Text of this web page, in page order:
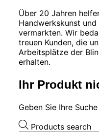
Über 20 Jahren
Handwerkskunst
vermarkten. Wir
treuen Kunden, die
Arbeitsplätze der
erhalten.
Ihr Produkt
Geben Sie Ihre
Products search